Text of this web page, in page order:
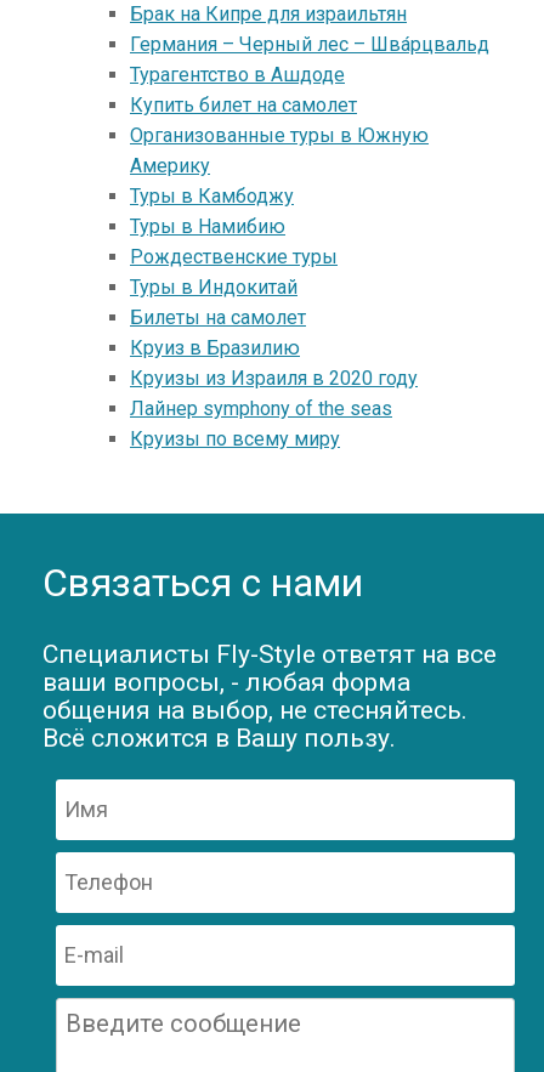
Брак на Кипре для израильтян
Германия – Черный лес – Шва́рцвальд
Турагентство в Ашдоде
Купить билет на самолет
Организованные туры в Южную
Америку
Туры в Камбоджу
Туры в Намибию
Рождественские туры
Туры в Индокитай
Билеты на самолет
Круиз в Бразилию
Круизы из Израиля в 2020 году
Лайнер symphony of the seas
Круизы по всему миру
Связаться с нами
Специалисты Fly-Style ответят на все
ваши вопросы, - любая форма
общения на выбор, не стесняйтесь.
Всё сложится в Вашу пользу.